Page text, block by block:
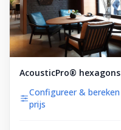
AcousticPro® hexagons
Configureer & bereken
prijs